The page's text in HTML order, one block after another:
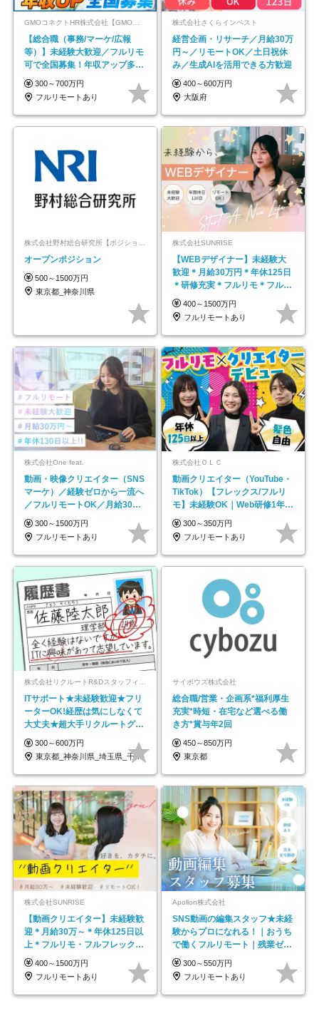
GMOコネクトHR株式会社【GMOインターネットグループ】
【総合職（事務/マーケ/広報
等）】未経験大歓迎／フルリモ
可で全国募集！年収アップ多数
★年休最大130日★
300～700万円
フルリモートあり
株式会社さくらインベスト
経営企画・リサーチ／月給30万
円～／リモートOK／土日祝休
み／生成AIを活用できる方歓迎
400～600万円
大阪府
オープンポジション
500～1500万円
東京都_神奈川県
株式会社SUNRISE
【WEBデザイナー】未経験大
歓迎＊月給30万円＊年休125日
＊研修充実＊フルリモ＊フルフ
レックス＊
400～1500万円
フルリモートあり
株式会社One feat.
動画・映像クリエイター（SNS
マーケ）／経験ゼロから一流へ
／フルリモートOK／月給30万
円～／年休130日以上
300～1500万円
フルリモートあり
株式会社ＯＬＣ
動画クリエイター（YouTube・
TikTok）【フレックス/フルリ
モ】未経験OK｜Web研修1年間
｜副業OK
300～350万円
フルリモートあり
株式会社リクルートR&Dスタッフィング【リクルートグループ】
ITサポート★未経験歓迎★フリ
ーターOK!経歴は気にしなくて
大丈夫★超大手リクルートグル
ープの正社員/sg
300～600万円
東京都_神奈川県_埼玉県_千葉県_大阪府…
サイボウズ株式会社
総合職/営業・企画系*福利厚生
充実*時短・在宅など選べる働
き方*賞与年2回
450～850万円
東京都
株式会社SUNRISE
【動画クリエイター】未経験歓
迎＊月給30万～＊年休125日以
上＊フルリモ・フルフレックス
◆10名の採用が決定◆
400～1500万円
フルリモートあり
Apollon株式会社
SNS動画の編集スタッフ★未経
験からプロになれる！｜おうち
で働くフルリモート｜残業ゼロ
で18時退勤◎
300～550万円
フルリモートあり